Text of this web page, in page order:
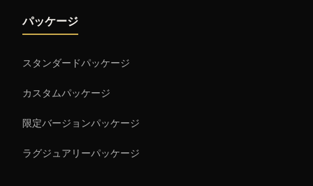
パッケージ
スタンダードパッケージ
カスタムパッケージ
限定バージョンパッケージ
ラグジュアリーパッケージ